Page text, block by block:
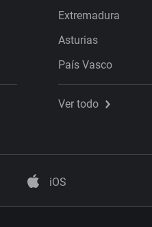
Extremadura
Asturias
País Vasco
Ver todo
iOS